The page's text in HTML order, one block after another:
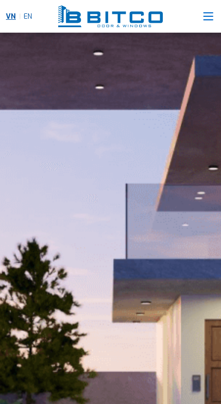
VN EN